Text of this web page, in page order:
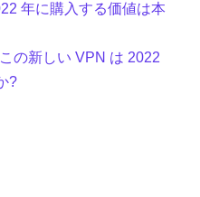
年に購入する価値は本
の新しい VPN は 2022
?